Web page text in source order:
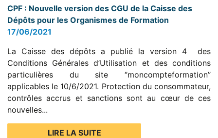
CPF : Nouvelle version des CGU de la Caisse des
Dépôts pour les Organismes de Formation
17/06/2021
La Caisse des dépôts a publié la version 4 des
Conditions Générales d’Utilisation et des conditions
particulières du site ‘’moncompteformation’’
applicables le 10/6/2021. Protection du consommateur,
contrôles accrus et sanctions sont au cœur de ces
nouvelles...
LIRE LA SUITE